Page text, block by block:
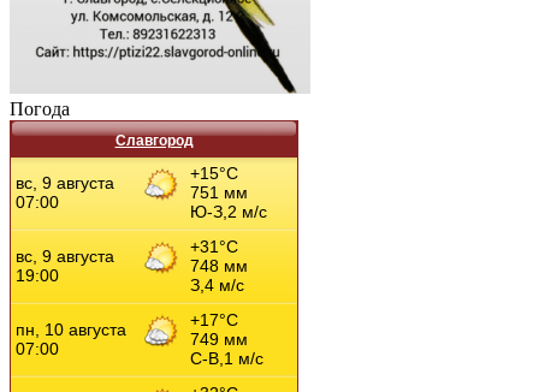
Погода
Славгород